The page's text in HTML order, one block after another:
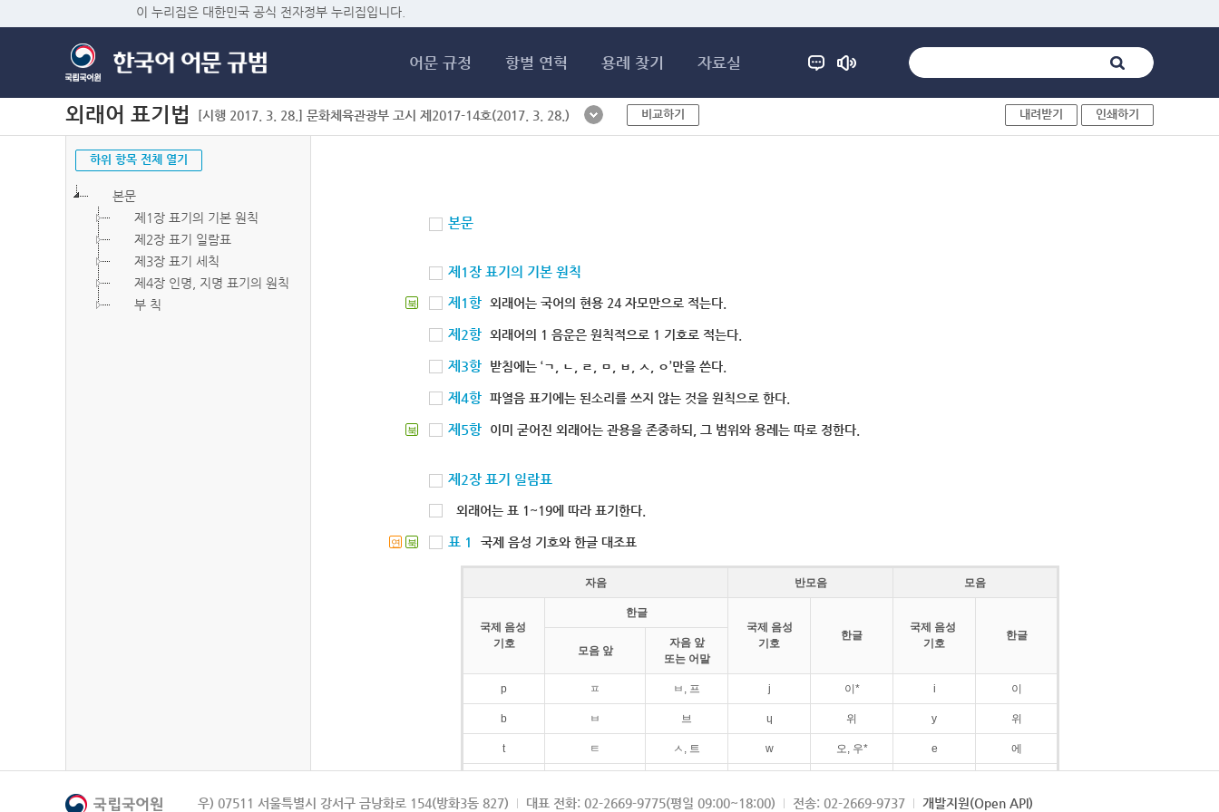
이 누리집은 대한민국 공식 전자정부 누리집입니다.
어문 규정 항별 연혁 용례 찾기 자료실
외래어 표기법 [시행 2017. 3. 28.] 문화체육관광부 고시 제2017-14호(2017. 3. 28.) 비교하기 내려받기 인쇄하기
하위 항목 전체 열기
본문
제1장 표기의 기본 원칙
제2장 표기 일람표
제3장 표기 세칙
제4장 인명, 지명 표기의 원칙
부 칙
본문
제1장 표기의 기본 원칙
북 제1항 외래어는 국어의 현용 24 자모만으로 적는다.
제2항 외래어의 1 음운은 원칙적으로 1 기호로 적는다.
제3항 받침에는 ‘ㄱ, ㄴ, ㄹ, ㅁ, ㅂ, ㅅ, ㅇ’만을 쓴다.
제4항 파열음 표기에는 된소리를 쓰지 않는 것을 원칙으로 한다.
북 제5항 이미 굳어진 외래어는 관용을 존중하되, 그 범위와 용례는 따로 정한다.
제2장 표기 일람표
외래어는 표 1~19에 따라 표기한다.
연 북 표 1 국제 음성 기호와 한글 대조표
자음 반모음 모음
국제 음성
기호
한글
국제 음성
기호
한글
국제 음성
기호
한글
모음 앞
자음 앞
또는 어말
p ㅍ ㅂ, 프 j 이* i 이
b ㅂ 브 ɥ 위 y 위
t ㅌ ㅅ, 트 w 오, 우* e 에
k ㅋ ㄱ, 크 ɛ 에
우) 07511 서울특별시 강서구 금낭화로 154(방화3동 827) 대표 전화: 02-2669-9775(평일 09:00~18:00) 전송: 02-2669-9737 개발지원(Open API)